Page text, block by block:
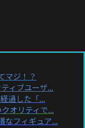
マジ！？
ィブユーザ...
過した「...
オリティで...
なフィギュア...